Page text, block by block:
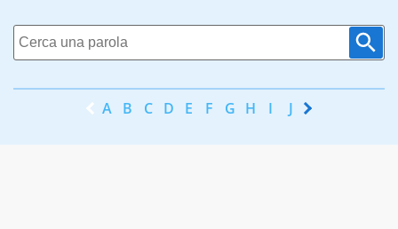
A B C D E F G H I J K